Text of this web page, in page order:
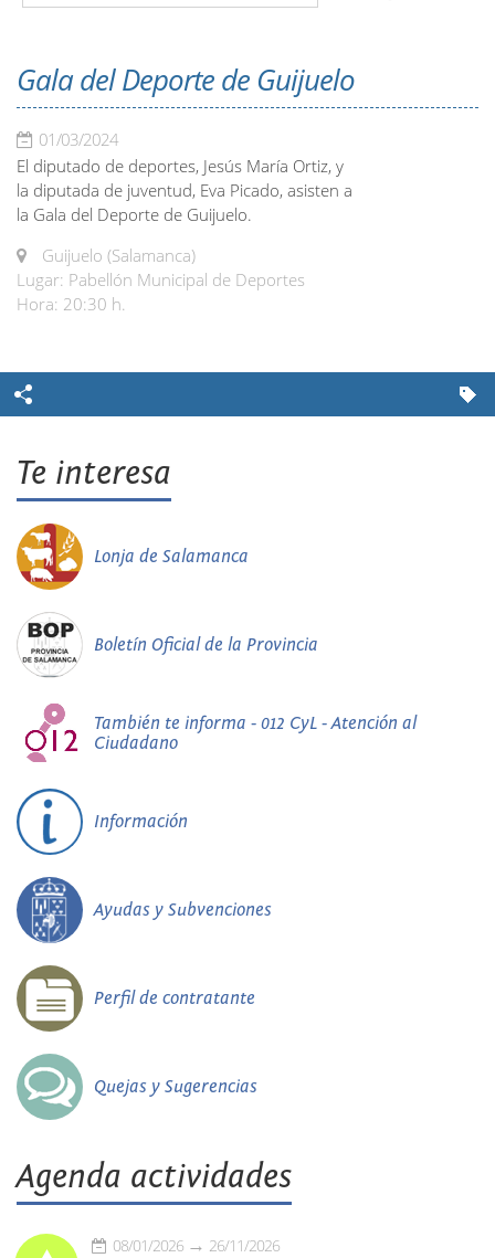
Gala del Deporte de Guijuelo
01/03/2024
El diputado de deportes, Jesús María Ortiz, y
la diputada de juventud, Eva Picado, asisten a
la Gala del Deporte de Guijuelo.
Guijuelo (Salamanca)
Lugar: Pabellón Municipal de Deportes
Hora: 20:30 h.
Te interesa
Lonja de Salamanca
Boletín Oficial de la Provincia
También te informa - 012 CyL - Atención al
Ciudadano
Información
Ayudas y Subvenciones
Perfil de contratante
Quejas y Sugerencias
Agenda actividades
08/01/2026 26/11/2026